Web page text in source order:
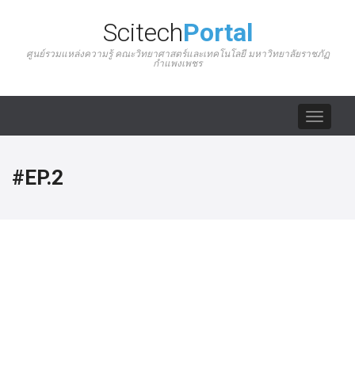
ScitechPortal
ศูนย์รวมแหล่งความรู้ คณะวิทยาศาสตร์และเทคโนโลยี มหาวิทยาลัยราชภัฏ
กำแพงเพชร
Toggle
#EP.2